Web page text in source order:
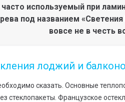
используемый при
под названием
вовсе не в честь
лоджий и
сказать. Основные
стеклопакеты. Французское